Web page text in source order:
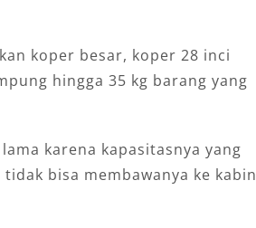
koper besar, koper 28 inci
hingga 35 kg barang yang
karena kapasitasnya yang
bisa membawanya ke kabin